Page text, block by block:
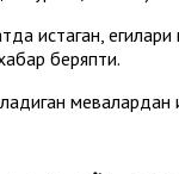
истаган, егилари
беряпти.